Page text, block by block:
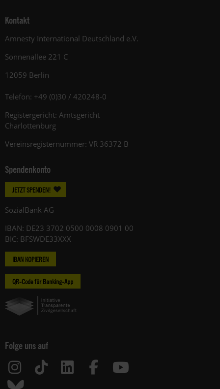
Kontakt
Amnesty International Deutschland e.V.
Sonnenallee 221 C
12059 Berlin
Telefon: +49 (0)30 / 420248-0
Registergericht: Amtsgericht
Charlottenburg
Vereinsregisternummer: VR 36372 B
Spendenkonto
JETZT SPENDEN!
SozialBank AG
IBAN: DE23 3702 0500 0008 0901 00
BIC: BFSWDE33XXX
IBAN KOPIEREN
QR-Code für Banking-App
Folge uns auf